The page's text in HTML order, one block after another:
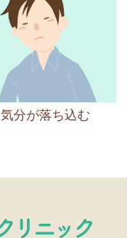
気分が落ち込む